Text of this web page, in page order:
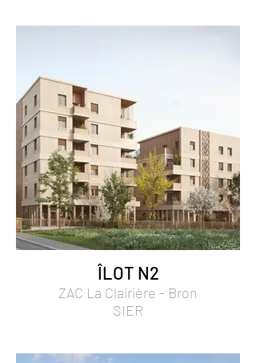
ÎLOT N2
ZAC La Clairière - Bron
SIER